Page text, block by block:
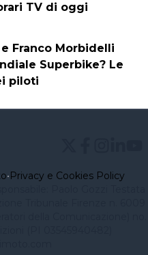
TV di oggi
Franco Morbidelli
Superbike? Le
piloti
•Privacy e Cookies Policy